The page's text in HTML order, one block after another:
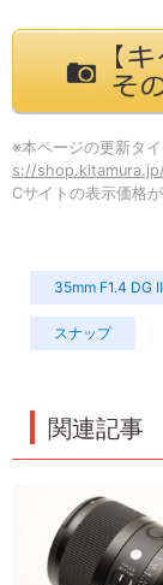
※本ページの更新タ
s://shop.kitamura.jp/
Cサイトの表示価格
35mm F1.4 DG
スナップ
関連記事